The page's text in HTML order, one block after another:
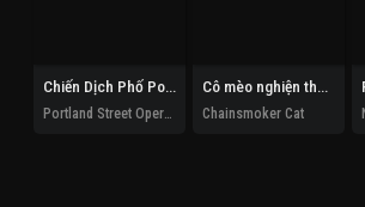
Chiến Dịch Phố Portland Cô mèo nghiện thuốc lá
Chainsmoker Cat